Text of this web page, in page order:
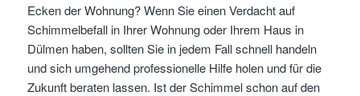
Ecken der Wohnung? Wenn Sie einen Verdacht auf
Schimmelbefall in Ihrer Wohnung oder Ihrem Haus in
Dülmen haben, sollten Sie in jedem Fall schnell handeln
und sich umgehend professionelle Hilfe holen und für die
Zukunft beraten lassen. Ist der Schimmel schon auf den